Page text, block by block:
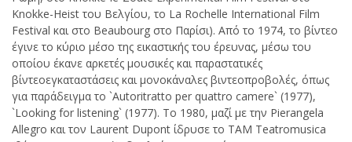
Knokke-Heist του Βελγίου, το La Rochelle International Film
Festival και στο Beaubourg στο Παρίσι). Από το 1974, το βίντεο
έγινε το κύριο μέσο της εικαστικής του έρευνας, μέσω του
οποίου έκανε αρκετές μουσικές και παραστατικές
βίντεοεγκαταστάσεις και μονοκάναλες βιντεοπροβολές, όπως
για παράδειγμα το `Autoritratto per quattro camere` (1977),
`Looking for listening` (1977). Το 1980, μαζί με την Pierangela
Allegro και τον Laurent Dupont ίδρυσε το ΤΑΜ Teatromusica